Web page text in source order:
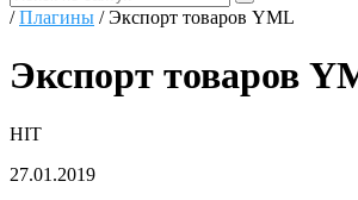
/Плагины / Экспорт товаров YML
Экспорт товаров
HIT
27.01.2019